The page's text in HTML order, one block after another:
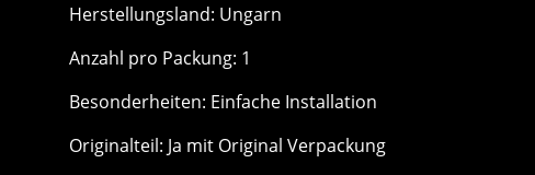
Herstellungsland: Ungarn
Anzahl pro Packung: 1
Besonderheiten: Einfache Installation
Originalteil: Ja mit Original Verpackung